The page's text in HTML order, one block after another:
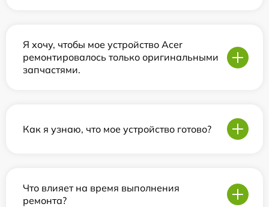
Я хочу, чтобы мое устройство Acer
ремонтировалось только оригинальными
запчастями.
Как я узнаю, что мое устройство готово?
Что влияет на время выполнения
ремонта?